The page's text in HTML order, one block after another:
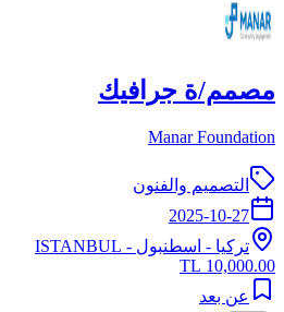
مصمم/ة جرافيك
Manar Foundation
التصميم والفنون
2025-10-27
تركيا - اسطنبول - ISTANBUL
10,000.00 TL
عن بعد